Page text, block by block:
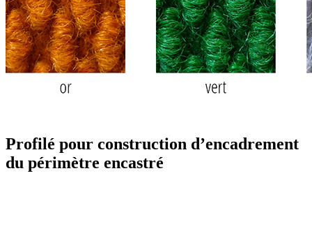
Profilé pour construction d’encadrement
du périmètre encastré